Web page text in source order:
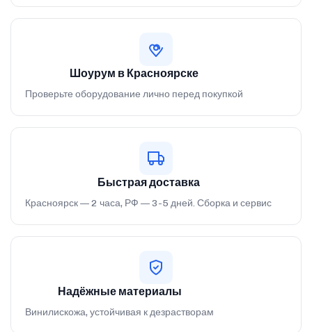
Шоурум в Красноярске
Проверьте оборудование лично перед покупкой
Быстрая доставка
Красноярск — 2 часа, РФ — 3-5 дней. Сборка и сервис
Надёжные материалы
Винилискожа, устойчивая к дезрастворам